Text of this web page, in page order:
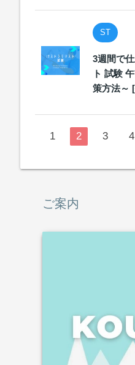
ST
3週間で
ト 試験
策方法～
1 2 3 4
ご案内